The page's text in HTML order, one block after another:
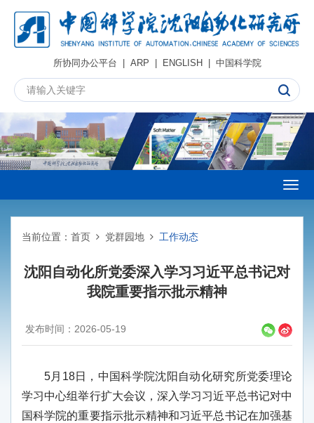
所协同办公平台 | ARP | ENGLISH| 中国科学院
当前位置： 首页 党群园地 工作动态
沈阳自动化所党委深入学习习近平总书记对
我院重要指示批示精神
发布时间：2026-05-19
5月18日，中国科学院沈阳自动化研究所党委理论
学习中心组举行扩大会议，深入学习习近平总书记对中
国科学院的重要指示批示精神和习近平总书记在加强基